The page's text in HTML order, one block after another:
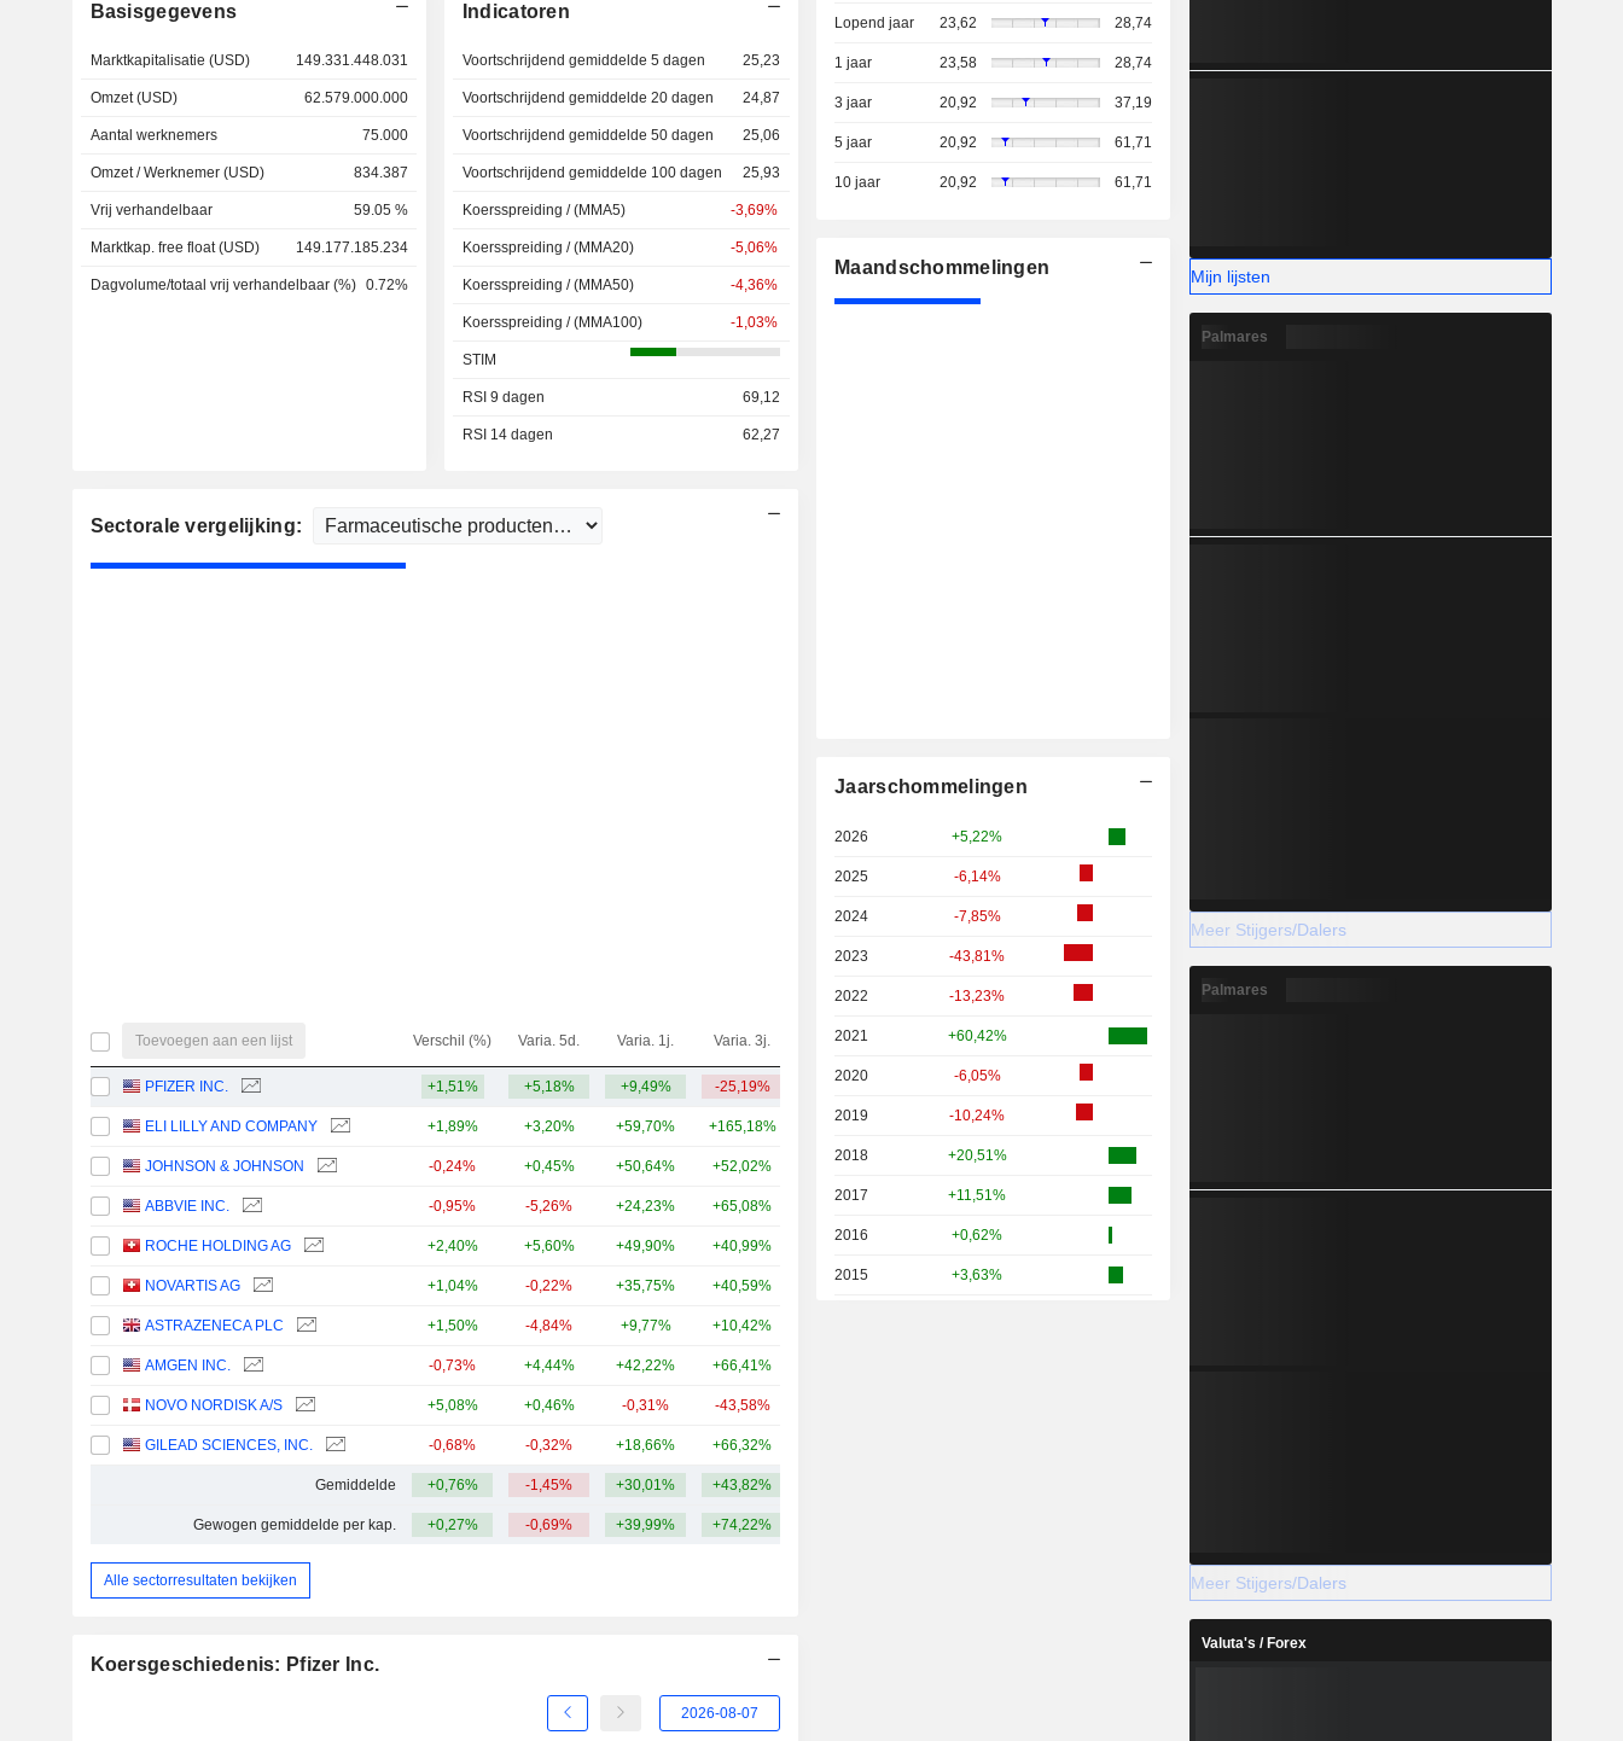
Basisgegevens
Marktkapitalisatie (USD) 149.331.448.031
Omzet (USD) 62.579.000.000
Aantal werknemers 75.000
Omzet / Werknemer (USD) 834.387
Vrij verhandelbaar 59.05 %
Marktkap. free float (USD) 149.177.185.234
Dagvolume/totaal vrij verhandelbaar (%) 0.72%
Indicatoren
Voortschrijdend gemiddelde 5 dagen 25,23
Voortschrijdend gemiddelde 20 dagen 24,87
Voortschrijdend gemiddelde 50 dagen 25,06
Voortschrijdend gemiddelde 100 dagen 25,93
Koersspreiding / (MMA5) -3,69%
Koersspreiding / (MMA20) -5,06%
Koersspreiding / (MMA50) -4,36%
Koersspreiding / (MMA100) -1,03%
STIM
RSI 9 dagen 69,12
RSI 14 dagen 62,27
Sectorale vergelijking:
Toevoegen aan een lijst Verschil (%) Varia. 5d. Varia. 1j. Varia. 3j. Kap.($)
PFIZER INC. +1,51% +5,18% +9,49% -25,19%
ELI LILLY AND COMPANY +1,89% +3,20% +59,70% +165,18%
JOHNSON & JOHNSON -0,24% +0,45% +50,64% +52,02%
ABBVIE INC. -0,95% -5,26% +24,23% +65,08%
ROCHE HOLDING AG +2,40% +5,60% +49,90% +40,99%
NOVARTIS AG +1,04% -0,22% +35,75% +40,59%
ASTRAZENECA PLC +1,50% -4,84% +9,77% +10,42%
AMGEN INC. -0,73% +4,44% +42,22% +66,41%
NOVO NORDISK A/S +5,08% +0,46% -0,31% -43,58%
GILEAD SCIENCES, INC. -0,68% -0,32% +18,66% +66,32%
Gemiddelde +0,76% -1,45% +30,01% +43,82%
Gewogen gemiddelde per kap. +0,27% -0,69% +39,99% +74,22%
Alle sectorresultaten bekijken
Koersgeschiedenis: Pfizer Inc.
Lopend jaar 23,62 28,74
1 jaar 23,58 28,74
3 jaar 20,92 37,19
5 jaar 20,92 61,71
10 jaar 20,92 61,71
Maandschommelingen
Jaarschommelingen
2026 +5,22%
2025 -6,14%
2024 -7,85%
2023 -43,81%
2022 -13,23%
2021 +60,42%
2020 -6,05%
2019 -10,24%
2018 +20,51%
2017 +11,51%
2016 +0,62%
2015 +3,63%
Mijn lijsten
Palmares
Meer Stijgers/Dalers
Palmares
Meer Stijgers/Dalers
Valuta's / Forex